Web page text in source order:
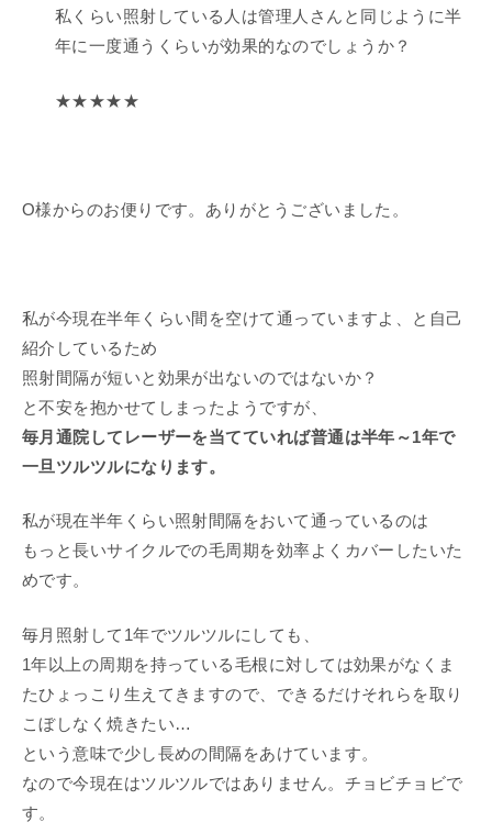
私くらい照射している人は管理人さんと同じように半
年に一度通うくらいが効果的なのでしょうか？
★★★★★
O様からのお便りです。ありがとうございました。
私が今現在半年くらい間を空けて通っていますよ、と自己
紹介しているため
照射間隔が短いと効果が出ないのではないか？
と不安を抱かせてしまったようですが、
毎月通院してレーザーを当てていれば普通は半年～1年で
一旦ツルツルになります。
私が現在半年くらい照射間隔をおいて通っているのは
もっと長いサイクルでの毛周期を効率よくカバーしたいた
めです。
毎月照射して1年でツルツルにしても、
1年以上の周期を持っている毛根に対しては効果がなくま
たひょっこり生えてきますので、できるだけそれらを取り
こぼしなく焼きたい…
という意味で少し長めの間隔をあけています。
なので今現在はツルツルではありません。チョビチョビで
す。